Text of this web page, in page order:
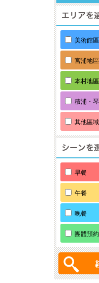
美術館
宮浦地區
本村地區
積浦・
其他區域
早餐
午餐
晚餐
團體預